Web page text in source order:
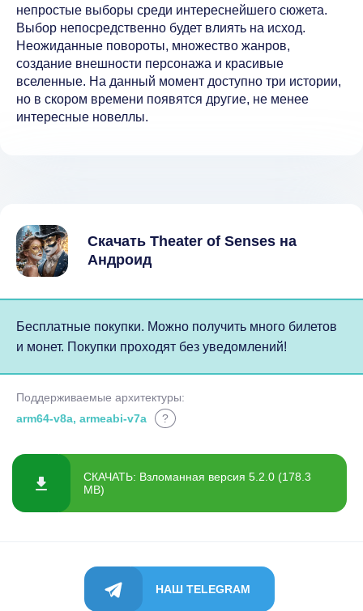
непростые выборы среди интереснейшего сюжета.
Выбор непосредственно будет влиять на исход.
Неожиданные повороты, множество жанров,
создание внешности персонажа и красивые
вселенные. На данный момент доступно три истории,
но в скором времени появятся другие, не менее
интересные новеллы.
Скачать Theater of Senses на
Андроид
Бесплатные покупки. Можно получить много билетов
и монет. Покупки проходят без уведомлений!
Поддерживаемые архитектуры:
arm64-v8a, armeabi-v7a
?
СКАЧАТЬ: Взломанная версия 5.2.0 (178.3
MB)
НАШ TELEGRAM